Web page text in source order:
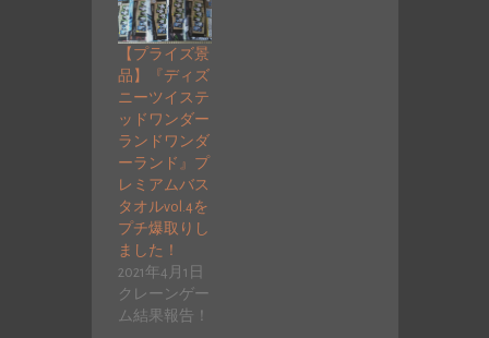
【プライズ景
品】『ディズ
ニーツイステ
ッドワンダー
ランドワンダ
ーランド』プ
レミアムバス
タオルvol.4を
プチ爆取りし
ました！
2021年4月1日
クレーンゲー
ム結果報告！